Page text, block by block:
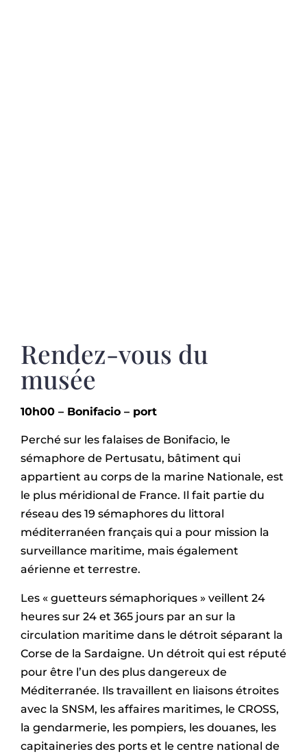
Rendez-vous du
musée
10h00 – Bonifacio – port
Perché sur les falaises de Bonifacio, le
sémaphore de Pertusatu, bâtiment qui
appartient au corps de la marine Nationale, est
le plus méridional de France. Il fait partie du
réseau des 19 sémaphores du littoral
méditerranéen français qui a pour mission la
surveillance maritime, mais également
aérienne et terrestre.
Les « guetteurs sémaphoriques » veillent 24
heures sur 24 et 365 jours par an sur la
circulation maritime dans le détroit séparant la
Corse de la Sardaigne. Un détroit qui est réputé
pour être l’un des plus dangereux de
Méditerranée. Ils travaillent en liaisons étroites
avec la SNSM, les affaires maritimes, le CROSS,
la gendarmerie, les pompiers, les douanes, les
capitaineries des ports et le centre national de